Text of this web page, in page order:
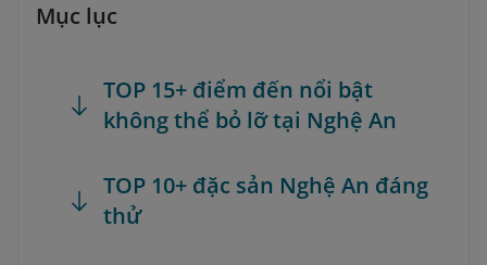
Mục lục
TOP 15+ điểm đến nổi bật
không thể bỏ lỡ tại Nghệ An
TOP 10+ đặc sản Nghệ An đáng
thử